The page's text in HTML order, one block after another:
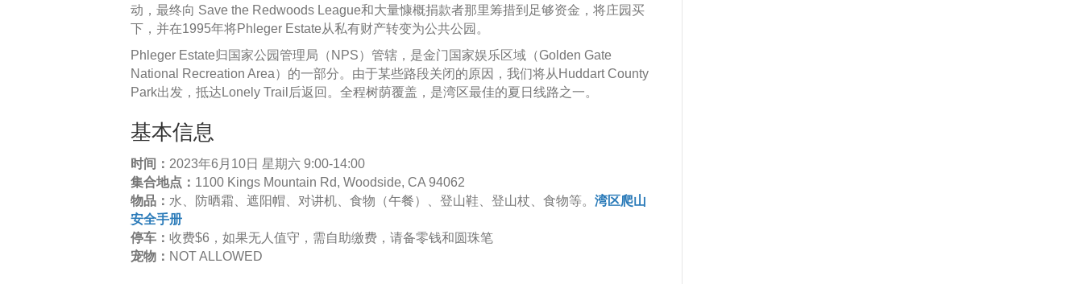
动，最终向 Save the Redwoods League和大量慷概捐款者那里筹措到足够资金，将庄园买
下，并在1995年将Phleger Estate从私有财产转变为公共公园。
Phleger Estate归国家公园管理局（NPS）管辖，是金门国家娱乐区域（Golden Gate
National Recreation Area）的一部分。由于某些路段关闭的原因，我们将从Huddart County
Park出发，抵达Lonely Trail后返回。全程树荫覆盖，是湾区最佳的夏日线路之一。
基本信息
时间： 2023年6月10日 星期六 9:00-14:00
集合地点： 1100 Kings Mountain Rd, Woodside, CA 94062
物品： 水、防晒霜、遮阳帽、对讲机、食物（午餐）、登山鞋、登山杖、食物等。 湾区爬山
安全手册
停车： 收费$6，如果无人值守，需自助缴费，请备零钱和圆珠笔
宠物： NOT ALLOWED